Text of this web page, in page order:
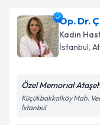
Op. Dr.
Kadın
İstanbul,
Özel Memorıal
Küçükbakkalköy Mah.
İstanbul